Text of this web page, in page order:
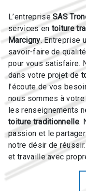
L’entrepriseSAS
services en toiture
Marcigny. Entreprise
savoir-faire de
pour vous satisfaire.
dans votre projet de
l’écoute de vos
nous sommes à
les renseignements
toiture traditionnelle.
passion et le
notre désir de
et travaille avec